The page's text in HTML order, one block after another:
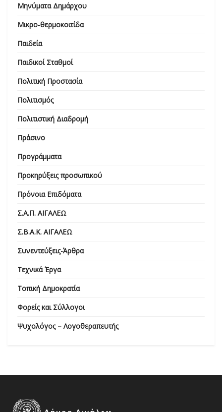
Μηνύματα Δημάρχου
Μικρο-θερμοκοιτίδα
Παιδεία
Παιδικοί Σταθμοί
Πολιτική Προστασία
Πολιτισμός
Πολιτιστική Διαδρομή
Πράσινο
Προγράμματα
Προκηρύξεις προσωπικού
Πρόνοια Επιδόματα
Σ.Α.Π. ΑΙΓΑΛΕΩ
Σ.Β.Α.Κ. ΑΙΓΑΛΕΩ
Συνεντεύξεις-Άρθρα
Τεχνικά Έργα
Τοπική Δημοκρατία
Φορείς και Σύλλογοι
Ψυχολόγος – Λογοθεραπευτής